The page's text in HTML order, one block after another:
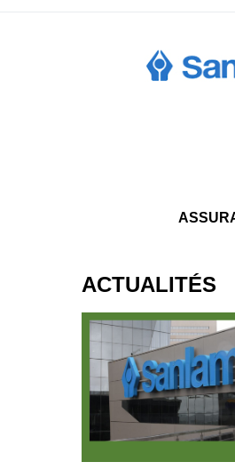
ACTUALITÉS